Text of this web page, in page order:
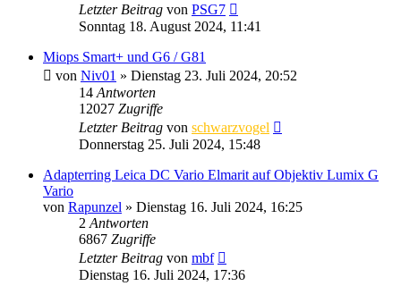
Letzter Beitrag von PSG7
Sonntag 18. August 2024, 11:41
Miops Smart+ und G6 / G81
von Niv01 » Dienstag 23. Juli 2024, 20:52
14 Antworten
12027 Zugriffe
Letzter Beitrag von schwarzvogel
Donnerstag 25. Juli 2024, 15:48
Adapterring Leica DC Vario Elmarit auf Objektiv Lumix G
Vario
von Rapunzel » Dienstag 16. Juli 2024, 16:25
2 Antworten
6867 Zugriffe
Letzter Beitrag von mbf
Dienstag 16. Juli 2024, 17:36